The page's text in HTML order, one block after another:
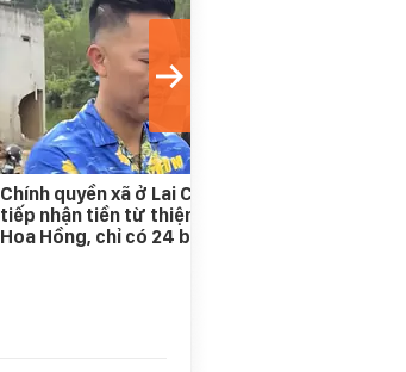
Chính quyền xã ở Lai Châu không
tiếp nhận tiền từ thiện của Huấn
Hoa Hồng, chỉ có 24 bồn nước